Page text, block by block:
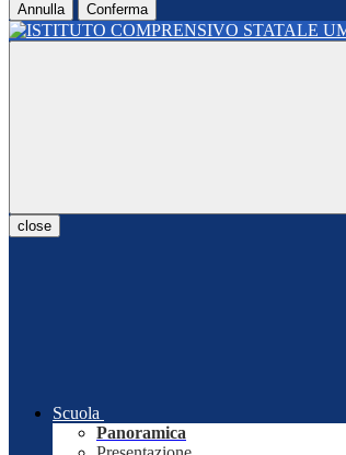
Annulla Conferma
close
Scuola
Panoramica